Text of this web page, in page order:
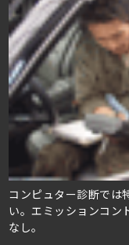
コンピュター診断では
い。エミッションコン
なし。